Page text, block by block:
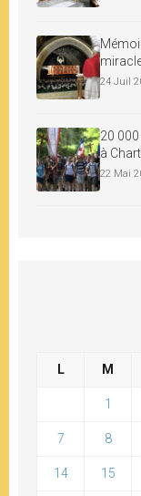
24 Juil
20
à
22 Mai
L M
1
7 8
14 15